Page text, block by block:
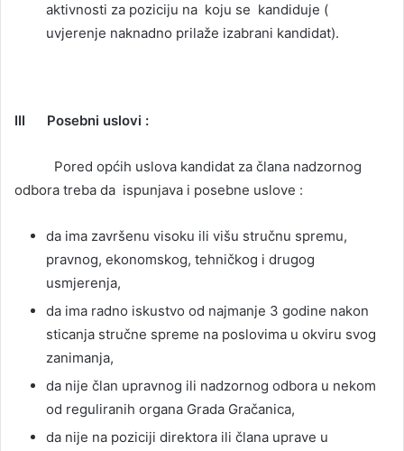
aktivnosti za poziciju na koju se kandiduje (
uvjerenje naknadno prilaže izabrani kandidat).
III Posebni uslovi :
Pored općih uslova kandidat za člana nadzornog
odbora treba da ispunjava i posebne uslove :
da ima završenu visoku ili višu stručnu spremu,
pravnog, ekonomskog, tehničkog i drugog
usmjerenja,
da ima radno iskustvo od najmanje 3 godine nakon
sticanja stručne spreme na poslovima u okviru svog
zanimanja,
da nije član upravnog ili nadzornog odbora u nekom
od reguliranih organa Grada Gračanica,
da nije na poziciji direktora ili člana uprave u